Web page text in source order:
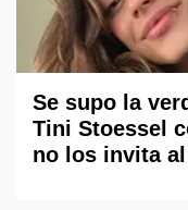
Se supo la
Tini Stoessel
no los invita